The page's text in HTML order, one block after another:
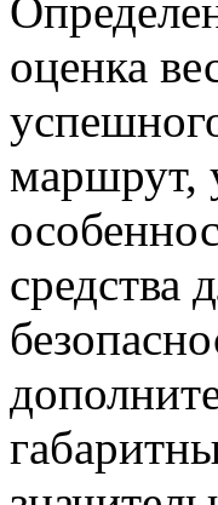
оценка
маршрут,
средства